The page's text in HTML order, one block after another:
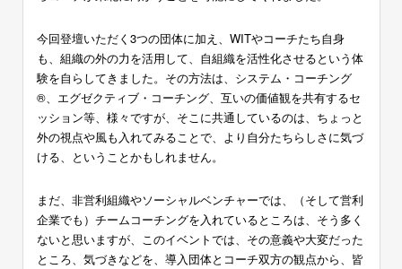
今回登壇いただく3つの団体に加え、WITやコーチたち自身
も、組織の外の力を活用して、自組織を活性化させるという体
験を自らしてきました。その方法は、システム・コーチング
®、エグゼクティブ・コーチング、互いの価値観を共有するセ
ッション等、様々ですが、そこに共通しているのは、ちょっと
外の視点や風も入れてみることで、より自分たちらしさに気づ
ける、ということかもしれません。
まだ、非営利組織やソーシャルベンチャーでは、（そして営利
企業でも）チームコーチングを入れているところは、そう多く
ないと思いますが、このイベントでは、その意義や大変だった
ところ、気づきなどを、導入団体とコーチ双方の観点から、皆